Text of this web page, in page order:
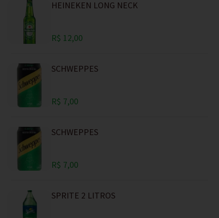
HEINEKEN LONG NECK
R$ 12,00
SCHWEPPES
R$ 7,00
SCHWEPPES
R$ 7,00
SPRITE 2 LITROS